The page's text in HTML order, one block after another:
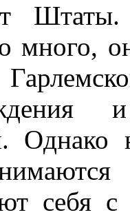
много,
и
себя